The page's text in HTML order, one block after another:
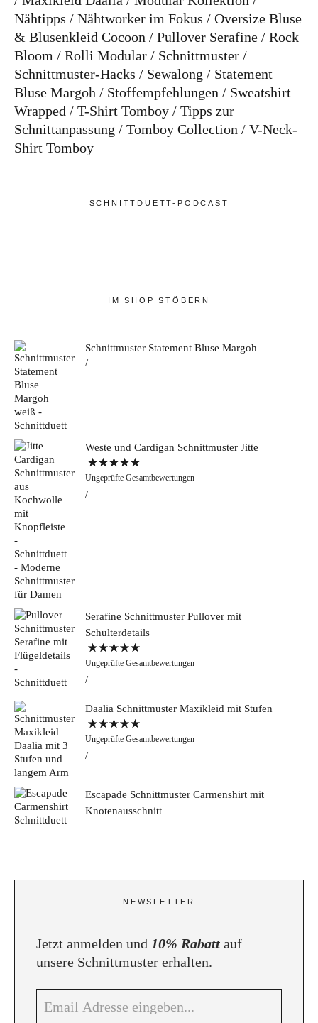
Nähtipps
Nähtworker im Fokus
Oversize Bluse
& Blusenkleid Cocoon
Pullover Serafine
Rock
Bloom
Rolli Modular
Schnittmuster
Schnittmuster-Hacks
Sewalong
Statement
Bluse Margoh
Stoffempfehlungen
Sweatshirt
Wrapped
T-Shirt Tomboy
Tipps zur
Schnittanpassung
Tomboy Collection
V-Neck-
Shirt Tomboy
SCHNITTDUETT-PODCAST
IM SHOP STÖBERN
Schnittmuster Statement Bluse Margoh
Weste und Cardigan Schnittmuster Jitte
Bewertet mit
5.00von 5
Ungeprüfte Gesamtbewertungen
Serafine Schnittmuster Pullover mit
Schulterdetails
Bewertet mit
5.00von 5
Ungeprüfte Gesamtbewertungen
Daalia Schnittmuster Maxikleid mit Stufen
Bewertet mit
5.00von 5
Ungeprüfte Gesamtbewertungen
Escapade Schnittmuster Carmenshirt mit
Knotenausschnitt
NEWSLETTER
Jetzt anmelden und 10% Rabatt auf
unsere Schnittmuster erhalten.